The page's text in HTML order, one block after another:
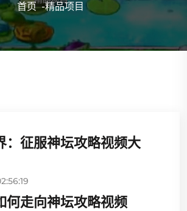
首页 -精品项目
：征服神坛攻略视频大
何走向神坛攻略视频